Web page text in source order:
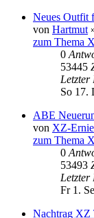
Neues Outfit
von Hartmut
zum Thema
0
53445
Letzter
So 17.
ABE
von XZ-Ernie
zum Thema
0
53493
Letzter
Fr 1.
Nachtrag XZ